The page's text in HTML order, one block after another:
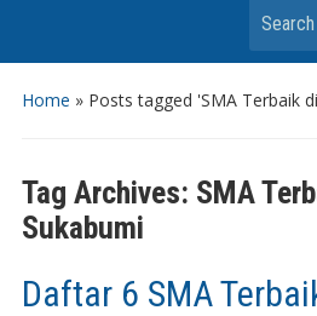
Search
Home » Posts tagged 'SMA Terbaik
Tag Archives: SMA
Sukabumi
Daftar 6 SMA